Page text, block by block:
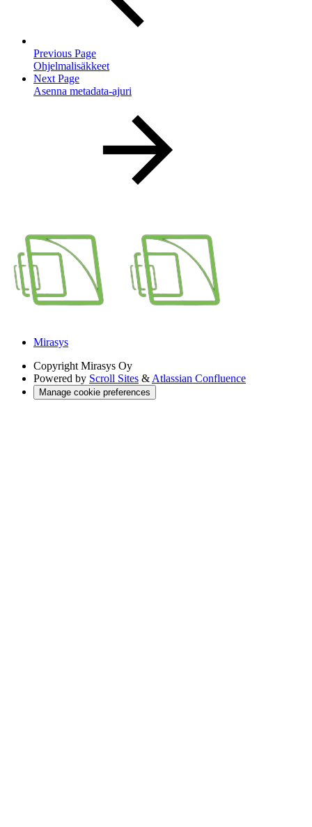
Previous Page
Ohjelmalisäkkeet
Next Page
Asenna metadata-ajuri
Mirasys
Copyright Mirasys Oy
Powered by Scroll Sites & Atlassian Confluence
Manage cookie preferences